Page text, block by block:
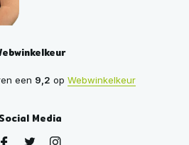
een 9,2 op Webwinkelkeur
Media